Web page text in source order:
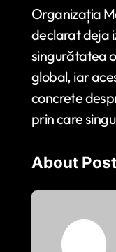
Organizația
declarat deja
singurătatea
global, iar
concrete
prin care
About